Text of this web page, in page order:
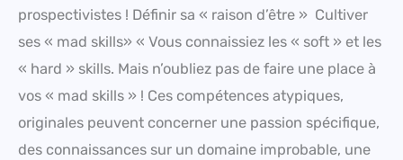
prospectivistes ! Définir sa « raison d’être » Cultiver
ses « mad skills» « Vous connaissiez les « soft » et les
« hard » skills. Mais n’oubliez pas de faire une place à
vos « mad skills » ! Ces compétences atypiques,
originales peuvent concerner une passion spécifique,
des connaissances sur un domaine improbable, une